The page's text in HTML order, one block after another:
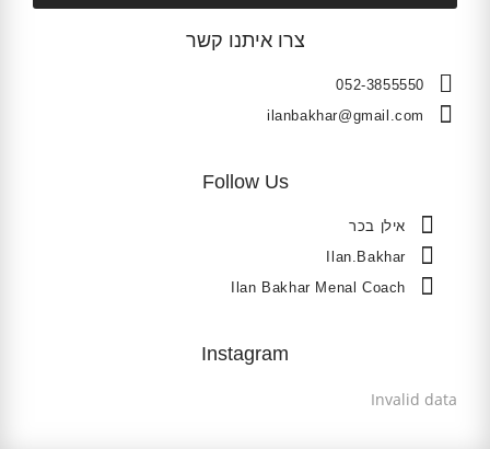
צרו איתנו קשר
052-3855550
ilanbakhar@gmail.com
Follow Us
אילן בכר
Ilan.Bakhar
Ilan Bakhar Menal Coach
Instagram
Invalid data